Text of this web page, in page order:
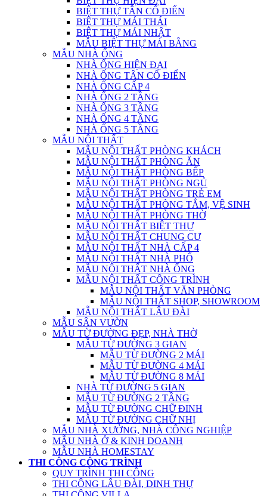
BIỆT THỰ TÂN CỔ ĐIỂN
BIỆT THỰ MÁI THÁI
BIỆT THỰ MÁI NHẬT
MẪU BIỆT THỰ MÁI BẰNG
MẪU NHÀ ỐNG
NHÀ ỐNG HIỆN ĐẠI
NHÀ ỐNG TÂN CỔ ĐIỂN
NHÀ ỐNG CẤP 4
NHÀ ỐNG 2 TẦNG
NHÀ ỐNG 3 TẦNG
NHÀ ỐNG 4 TẦNG
NHÀ ỐNG 5 TẦNG
MẪU NỘI THẤT
MẪU NỘI THẤT PHÒNG KHÁCH
MẪU NỘI THẤT PHÒNG ĂN
MẪU NỘI THẤT PHÒNG BẾP
MẪU NỘI THẤT PHÒNG NGỦ
MẪU NỘI THẤT PHÒNG TRẺ EM
MẪU NỘI THẤT PHÒNG TẮM, VỆ SINH
MẪU NỘI THẤT PHÒNG THỜ
MẪU NỘI THẤT BIỆT THỰ
MẪU NỘI THẤT CHUNG CƯ
MẪU NỘI THẤT NHÀ CẤP 4
MẪU NỘI THẤT NHÀ PHỐ
MẪU NỘI THẤT NHÀ ỐNG
MẪU NỘI THẤT CÔNG TRÌNH
MẪU NỘI THẤT VĂN PHÒNG
MẪU NỘI THẤT SHOP, SHOWROOM
MẪU NỘI THẤT LÂU ĐÀI
MẪU SÂN VƯỜN
MẪU TỪ ĐƯỜNG ĐẸP, NHÀ THỜ
MẪU TỪ ĐƯỜNG 3 GIAN
MẪU TỪ ĐƯỜNG 2 MÁI
MẪU TỪ ĐƯỜNG 4 MÁI
MẪU TỪ ĐƯỜNG 8 MÁI
NHÀ TỪ ĐƯỜNG 5 GIAN
MẪU TỪ ĐƯỜNG 2 TẦNG
MẪU TỪ ĐƯỜNG CHỮ ĐINH
MẪU TỪ ĐƯỜNG CHỮ NHỊ
MẪU NHÀ XƯỞNG, NHÀ CÔNG NGHIỆP
MẪU NHÀ Ở & KINH DOANH
MẪU NHÀ HOMESTAY
THI CÔNG CÔNG TRÌNH
QUY TRÌNH THI CÔNG
THI CÔNG LÂU ĐÀI, DINH THỰ